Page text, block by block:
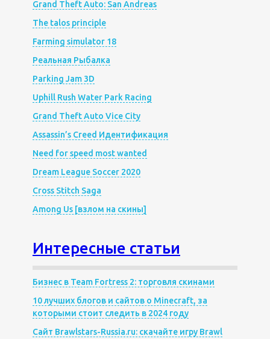
Grand Theft Auto: San Andreas
The talos principle
Farming simulator 18
Реальная Рыбалка
Parking Jam 3D
Uphill Rush Water Park Racing
Grand Theft Auto Vice City
Assassin’s Creed Идентификация
Need for speed most wanted
Dream League Soccer 2020
Cross Stitch Saga
Among Us [взлом на скины]
Интересные статьи
Бизнес в Team Fortress 2: торговля скинами
10 лучших блогов и сайтов о Minecraft, за
которыми стоит следить в 2024 году
Сайт Brawlstars-Russia.ru: скачайте игру Brawl